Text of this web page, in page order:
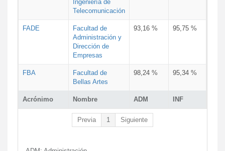
Acrónimo Nombre ADM INF
Ingeniería de
Telecomunicación
FADE
Facultad de
Administración y
Dirección de
Empresas
93,16 % 95,75 %
FBA
Facultad de
Bellas Artes
98,24 % 95,34 %
Previa 1 Siguiente